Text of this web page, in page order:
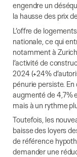
engendre un
la hausse des prix
L’offre de
nationale, ce qui
notamment à
l’activité de
2024 (+24%
pénurie persiste.
augmenté de 4,7%
mais à un rythme
Toutefois, les
baisse des loyers
de référence
demander une